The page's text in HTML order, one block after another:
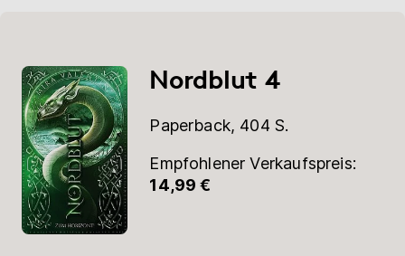
Nordblut 4
Paperback, 404 S.
Empfohlener Verkaufspreis:
14,99 €